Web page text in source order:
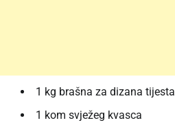
1 kg brašna za dizana tijesta
1 kom svježeg kvasca